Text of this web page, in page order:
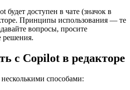
будет доступен в чате (значок в
Принципы использования — те
вопросы, просите
решения.
с Copilot в редакторе
способами: